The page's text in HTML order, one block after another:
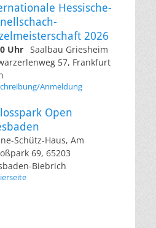
Hessische-
2026
Uhr Saalbau Griesheim
57, Frankfurt
Anmeldung
Open
Schütz-Haus, Am
69, 65203
Biebrich